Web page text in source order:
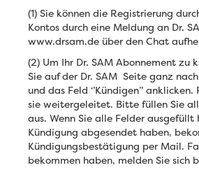
(1) Sie können die Registrierung
Kontos durch eine Meldung an Dr.
www.drsam.de über den Chat
(2) Um Ihr Dr. SAM Abonnement zu
Sie auf der Dr. SAM Seite ganz
und das Feld ‘’Kündigen’’
sie weitergeleitet. Bitte füllen Sie
aus. Wenn Sie alle Felder ausgefüllt
Kündigung abgesendet haben,
Kündigungsbestätigung per Mail.
bekommen haben, melden Sie sich